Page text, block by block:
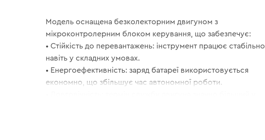
Модель оснащена безколекторним двигуном з
мікроконтролерним блоком керування, що забезпечує:
• Стійкість до перевантажень: інструмент працює стабільно
навіть у складних умовах.
• Енергоефективність: заряд батареї використовується
економно, що збільшує час автономної роботи.